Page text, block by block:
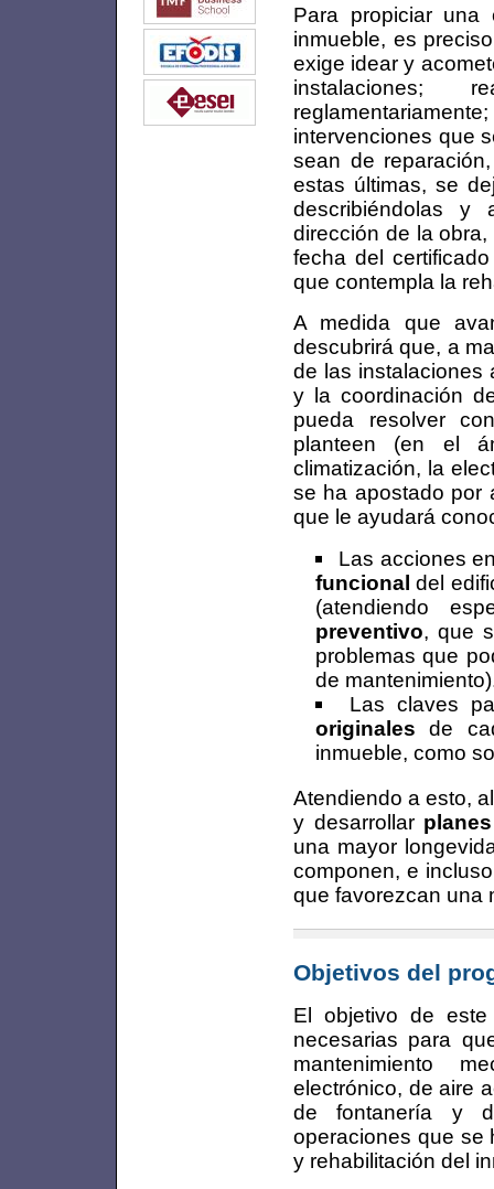
Para propiciar una
inmueble, es
exige idear y
instalaciones;
intervenciones que
sean de
estas últimas, se
describiéndolas y
dirección de la
fecha del
que contempla la
A medida que
descubrirá que, a
de las instalaciones
y la coordinación
pueda resolver
planteen (en el
climatización, la
se ha apostado por
que le ayudará
Las acciones
funcional del
(atendiendo
preventivo, que
problemas que
de
Las claves
originales de
inmueble, como
Atendiendo a esto,
y desarrollar
una mayor
componen, e
que favorezcan una
Objetivos del
El objetivo de
necesarias para
mantenimiento
electrónico, de aire
de fontanería y
operaciones que se
y rehabilitación del